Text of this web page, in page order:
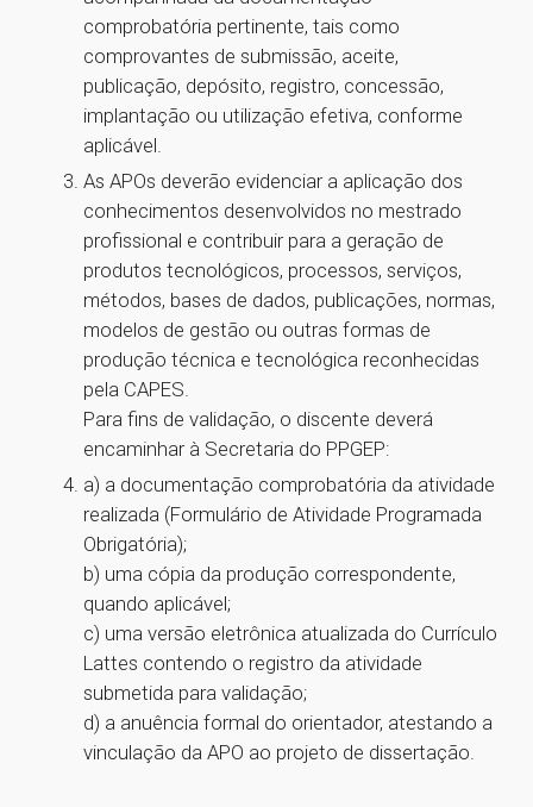
comprobatória pertinente, tais como
comprovantes de submissão, aceite,
publicação, depósito, registro, concessão,
implantação ou utilização efetiva, conforme
aplicável.
As APOs deverão evidenciar a aplicação dos
conhecimentos desenvolvidos no mestrado
profissional e contribuir para a geração de
produtos tecnológicos, processos, serviços,
métodos, bases de dados, publicações, normas,
modelos de gestão ou outras formas de
produção técnica e tecnológica reconhecidas
pela CAPES.
Para fins de validação, o discente deverá
encaminhar à Secretaria do PPGEP:
a) a documentação comprobatória da atividade
realizada (Formulário de Atividade Programada
Obrigatória);
b) uma cópia da produção correspondente,
quando aplicável;
c) uma versão eletrônica atualizada do Currículo
Lattes contendo o registro da atividade
submetida para validação;
d) a anuência formal do orientador, atestando a
vinculação da APO ao projeto de dissertação.